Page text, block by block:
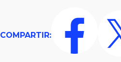
COMPARTIR: